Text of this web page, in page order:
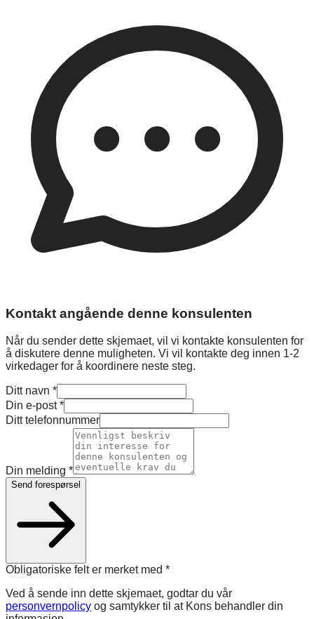
Kontakt angående denne konsulenten
Når du sender dette skjemaet, vil vi kontakte konsulenten for
å diskutere denne muligheten. Vi vil kontakte deg innen 1-2
virkedager for å koordinere neste steg.
Ditt navn *
Din e-post*
Ditt telefonnummer
Din melding *
Send forespørsel
Obligatoriske felt er merket med *
Ved å sende inn dette skjemaet, godtar du vår
personvernpolicy og samtykker til at Kons behandler din